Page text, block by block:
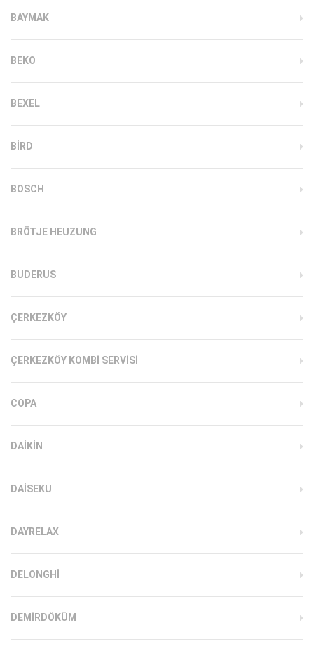
BAYMAK
BEKO
BEXEL
BIRD
BOSCH
BRÖTJE HEUZUNG
BUDERUS
ÇERKEZKÖY
ÇERKEZKÖY KOMBI SERVISI
COPA
DAIKIN
DAISEKU
DAYRELAX
DELONGHI
DEMIRDÖKÜM